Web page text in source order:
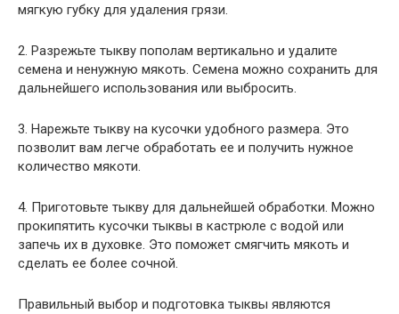
мягкую губку для удаления грязи.
2. Разрежьте тыкву пополам вертикально и удалите
семена и ненужную мякоть. Семена можно сохранить для
дальнейшего использования или выбросить.
3. Нарежьте тыкву на кусочки удобного размера. Это
позволит вам легче обработать ее и получить нужное
количество мякоти.
4. Приготовьте тыкву для дальнейшей обработки. Можно
прокипятить кусочки тыквы в кастрюле с водой или
запечь их в духовке. Это поможет смягчить мякоть и
сделать ее более сочной.
Правильный выбор и подготовка тыквы являются